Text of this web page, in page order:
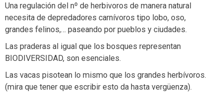
Una regulación del nº de herbivoros de manera natural
necesita de depredadores carnívoros tipo lobo, oso,
grandes felinos,… paseando por pueblos y ciudades.
Las praderas al igual que los bosques representan
BIODIVERSIDAD, son esenciales.
Las vacas pisotean lo mismo que los grandes herbívoros.
(mira que tener que escribir esto da hasta vergüenza).